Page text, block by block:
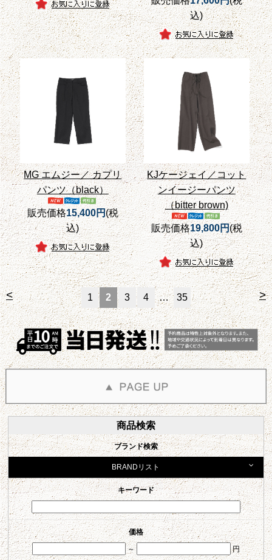
込)
MG エムジー／ カプリ
パンツ（black）
販売価格15,400円(税
込)
KJケージェイ／コット
ンイージーパンツ
（bitter brown)
販売価格19,800円(税
込)
< >
1 2 3 4 … 35
商品検索
ブランド検索
BRANDリスト
キーワード
価格
～
円